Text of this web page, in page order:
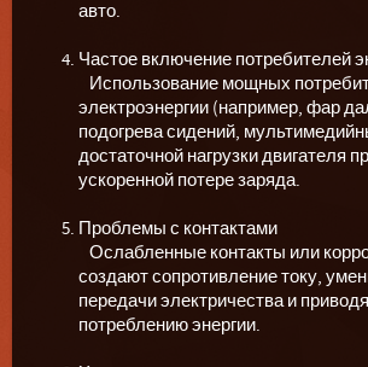
авто.
Частое включение потребителей
Использование мощных
электроэнергии (например, фар
подогрева сидений,
достаточной нагрузки двигателя
ускоренной потере заряда.
Проблемы с контактами
Ослабленные контакты или
создают сопротивление току,
передачи электричества и
потреблению энергии.